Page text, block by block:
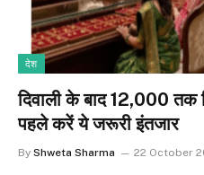
देश
दिवाली के बाद ₹12,000
पहले करें ये जरूरी इंतजार
By Shweta Sharma 22 October